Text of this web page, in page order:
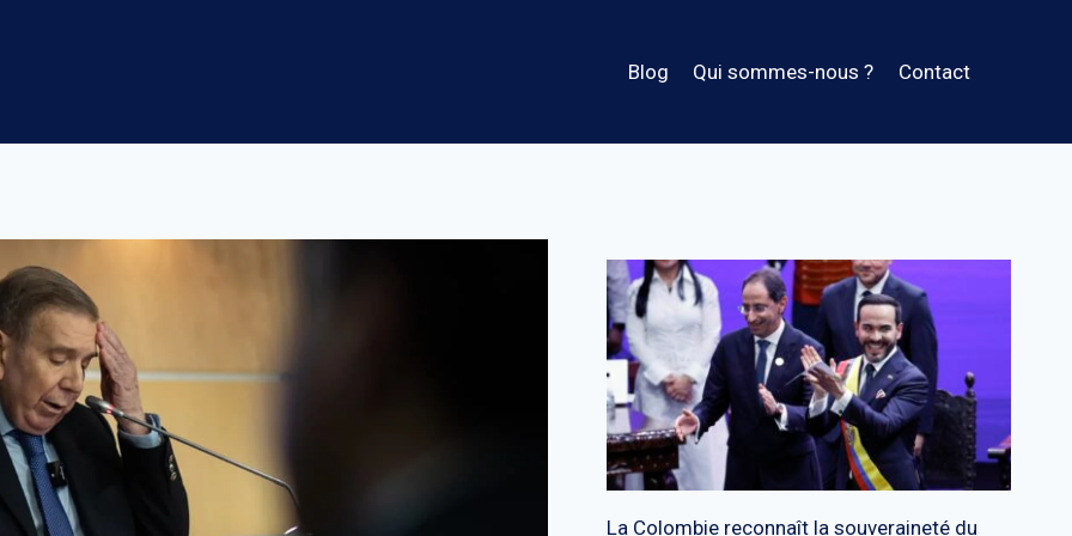
Blog Qui sommes-nous ? Contact
La Colombie reconnaît la souveraineté du